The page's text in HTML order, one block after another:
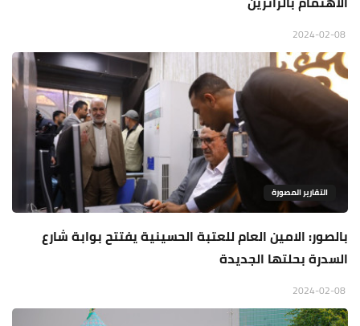
التقارير المصورة
بالصور: الامين العام للعتبة الحسينية يفتتح بوابة شارع
السدرة بحلتها الجديدة